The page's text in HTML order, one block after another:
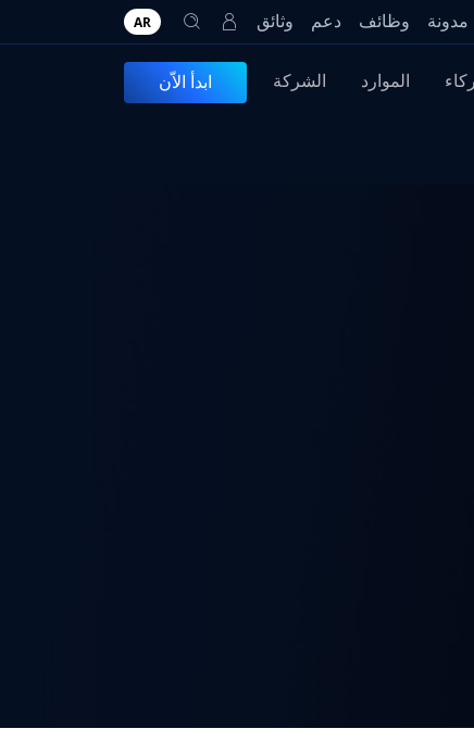
مدونة وظائف دعم وثائق AR
الموارد الشركة ابدأ الاّن